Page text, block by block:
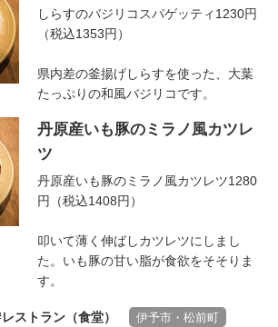
しらすのバジリコスパゲッティ1230円
（税込1353円）
県内差の釜揚げしらすを使った、大葉
たっぷりの和風バジリコです。
丹原産いも豚のミラノ風カツレ
ツ
丹原産いも豚のミラノ風カツレツ1280
円（税込1408円）
叩いて薄く伸ばしカツレツにしまし
た。いも豚の甘い脂が食欲をそそりま
す。
レストラン（食堂） 伊予市・松前町